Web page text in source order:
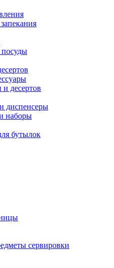
десертов
диспенсеры
наборы
бутылок
сервировки